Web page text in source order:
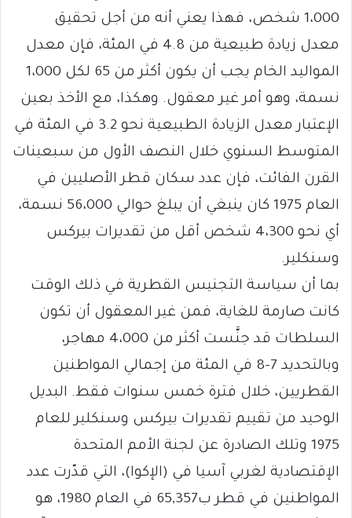
1،000 شخص، فهذا يعني أنه من أجل تحقيق
معدل زيادة طبيعية من 4.8 في المئة، فإن معدل
المواليد الخام يجب أن يكون أكثر من 65 لكل 1،000
نسمة، وهو أمر غير معقول. وهكذا، مع الأخذ بعين
الإعتبار معدل الزيادة الطبيعية نحو 3.2 في المئة في
المتوسط السنوي خلال النصف الأول من سبعينات
القرن الفائت، فإن عدد سكان قطر الأصليين في
العام 1975 كان ينبغي أن يبلغ حوالي 56،000 نسمة،
أي نحو 4،300 شخص أقل من تقديرات بيركس
وسنكلير.
بما أن سياسة التجنيس القطرية في ذلك الوقت
كانت صارمة للغاية، فمن غير المعقول أن تكون
السلطات قد جنَّست أكثر من 4،000 مهاجر،
وبالتحديد 7-8 في المئة من إجمالي المواطنين
القطريين، خلال فترة خمس سنوات فقط. البديل
الوحيد من تقييم تقديرات بيركس وسنكلير للعام
1975 وتلك الصادرة عن لجنة الأمم المتحدة
الإقتصادية لغربي آسيا في (الإكوا)، التي قدّرت عدد
المواطنين في قطر ب65,357 في العام 1980، هو